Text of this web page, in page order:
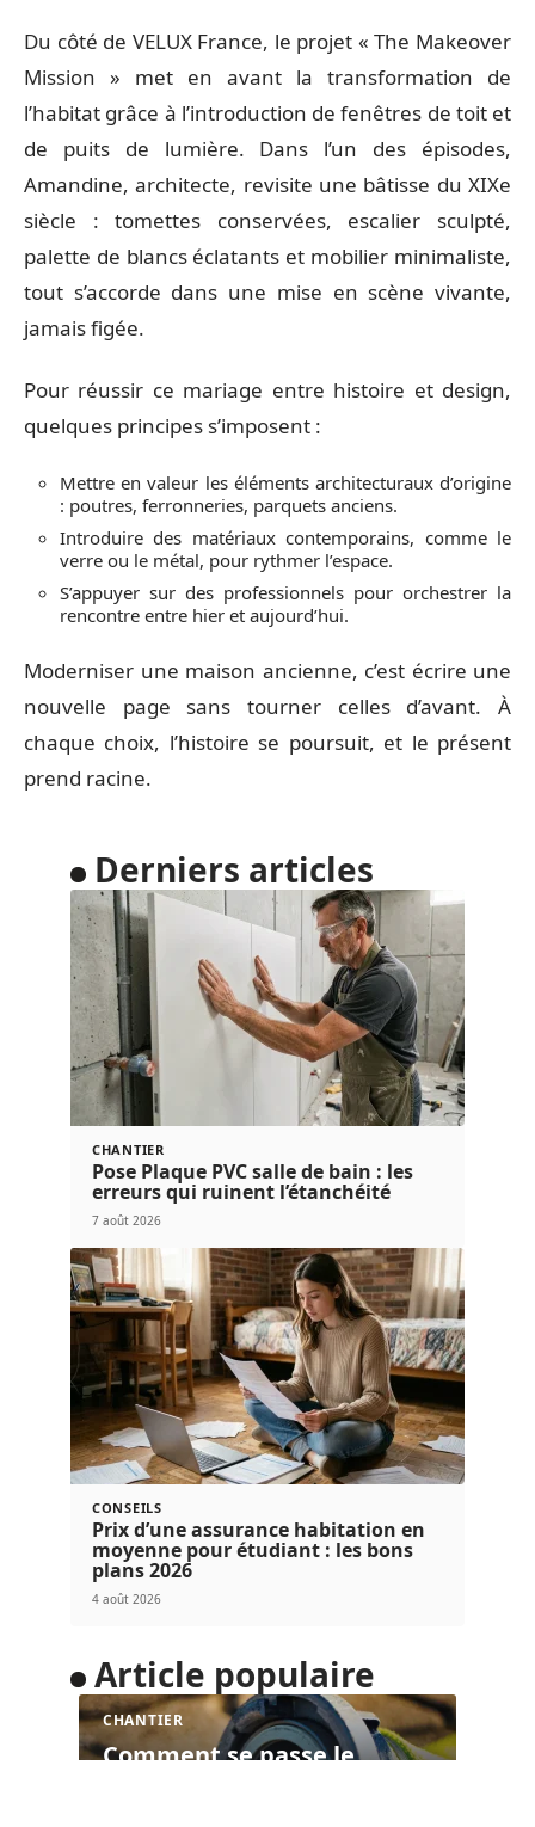
Du côté de VELUX France, le projet « The Makeover
Mission » met en avant la transformation de
l’habitat grâce à l’introduction de fenêtres de toit et
de puits de lumière. Dans l’un des épisodes,
Amandine, architecte, revisite une bâtisse du XIXe
siècle : tomettes conservées, escalier sculpté,
palette de blancs éclatants et mobilier minimaliste,
tout s’accorde dans une mise en scène vivante,
jamais figée.
Pour réussir ce mariage entre histoire et design,
quelques principes s’imposent :
Mettre en valeur les éléments architecturaux d’origine
: poutres, ferronneries, parquets anciens.
Introduire des matériaux contemporains, comme le
verre ou le métal, pour rythmer l’espace.
S’appuyer sur des professionnels pour orchestrer la
rencontre entre hier et aujourd’hui.
Moderniser une maison ancienne, c’est écrire une
nouvelle page sans tourner celles d’avant. À
chaque choix, l’histoire se poursuit, et le présent
prend racine.
Derniers articles
CHANTIER
Pose Plaque PVC salle de bain : les
erreurs qui ruinent l’étanchéité
7 août 2026
CONSEILS
Prix d’une assurance habitation en
moyenne pour étudiant : les bons
plans 2026
4 août 2026
Article populaire
CHANTIER
Comment se passe le